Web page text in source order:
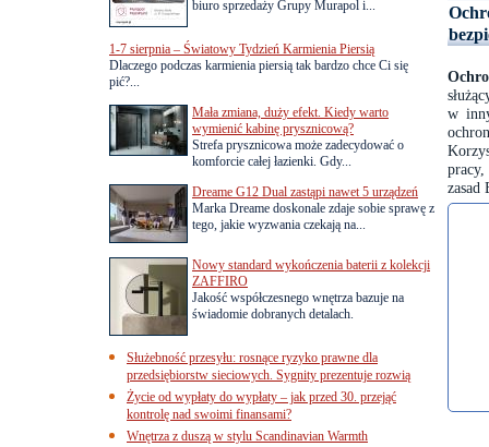
w
zasad
biuro sprzedaży Grupy Murapol i...
1-7 sierpnia – Światowy Tydzień Karmienia Piersią
Dlaczego podczas karmienia piersią tak bardzo chce Ci się
pić?...
Mała zmiana, duży efekt. Kiedy warto
wymienić kabinę prysznicową?
Strefa prysznicowa może zadecydować o
komforcie całej łazienki. Gdy...
Dreame G12 Dual zastąpi nawet 5 urządzeń
Marka Dreame doskonale zdaje sobie sprawę z
tego, jakie wyzwania czekają na...
Nowy standard wykończenia baterii z kolekcji
ZAFFIRO
Jakość współczesnego wnętrza bazuje na
świadomie dobranych detalach.
Służebność przesyłu: rosnące ryzyko prawne dla
przedsiębiorstw sieciowych. Sygnity prezentuje rozwią
Życie od wypłaty do wypłaty – jak przed 30. przejąć
kontrolę nad swoimi finansami?
Wnętrza z duszą w stylu Scandinavian Warmth